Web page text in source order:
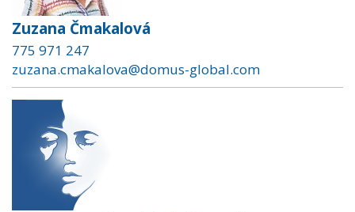
Zuzana Čmakalová
775 971 247
zuzana.cmakalova@domus-global.com